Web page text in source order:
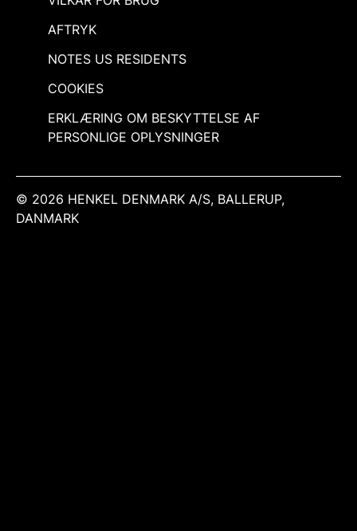
AFTRYK
NOTES US RESIDENTS
COOKIES
ERKLÆRING OM BESKYTTELSE AF
PERSONLIGE OPLYSNINGER
© 2026 HENKEL DENMARK A/S, BALLERUP,
DANMARK